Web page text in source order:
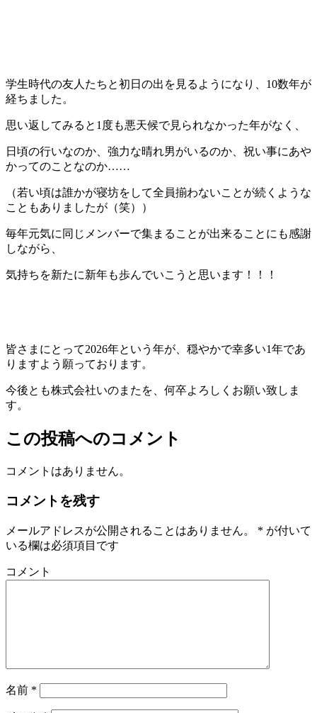
学生時代の友人たちと初日の出を見るようになり、10数年が
経ちました。
思い返してみると1度も悪天候で見られなかった年がなく、
日頃の行いなのか、強力な晴れ男がいるのか、祝い事にあや
かってのことなのか……
（若い頃は誰かが寝坊をして全員揃わないことが続くような
こともありましたが（笑））
毎年元気に同じメンバーで集まることが出来ることにも感謝
しながら、
気持ちを新たに新年も歩んでいこうと思います！！！
皆さまにとって2026年という年が、穏やかで幸多い1年であ
りますよう願っております。
今後とも株式会社いのまたを、何卒よろしくお願い致しま
す。
この投稿へのコメント
コメントはありません。
コメントを残す
メールアドレスが公開されることはありません。 * が付いて
いる欄は必須項目です
コメント
名前 *